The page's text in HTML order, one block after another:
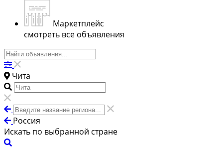
Маркетплейс
смотреть все объявления
Чита
Россия
Искать по выбранной стране